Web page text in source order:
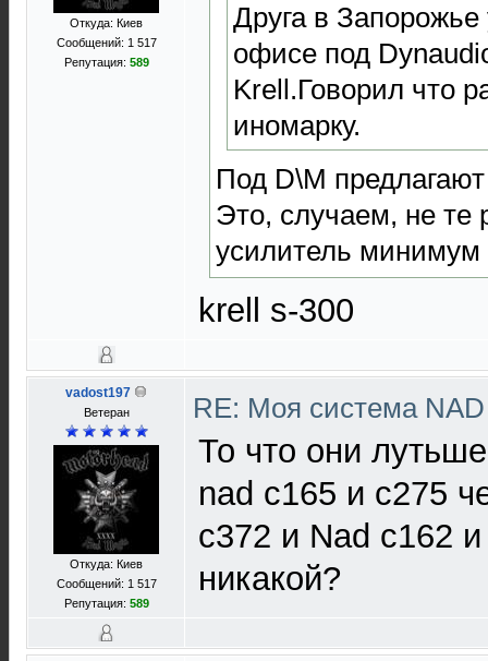
Откуда: Киев
Сообщений: 1 517
Репутация: 589
Друга в
офисе под
Krell.Говорил что
иномарку.
Под D\M
Это, случаем, не те
усилитель
krell s-300
vadost197
Ветеран
Откуда: Киев
Сообщений: 1 517
Репутация: 589
RE: Моя система
То что они
nad c165 и c275
c372 и Nad c162
никакой?